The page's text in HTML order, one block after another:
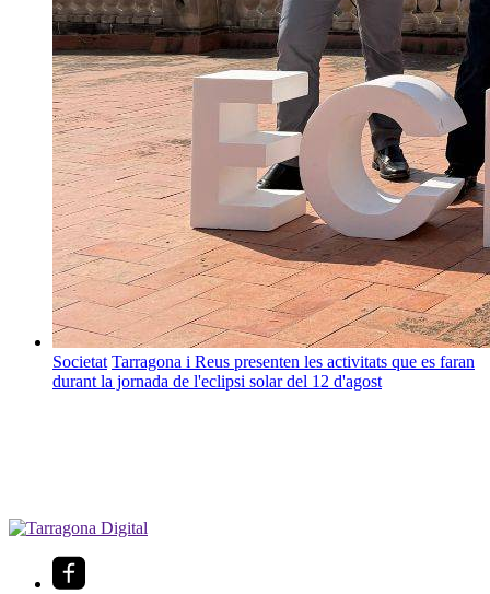
Societat Tarragona i Reus presenten les activitats que es faran
durant la jornada de l'eclipsi solar del 12 d'agost